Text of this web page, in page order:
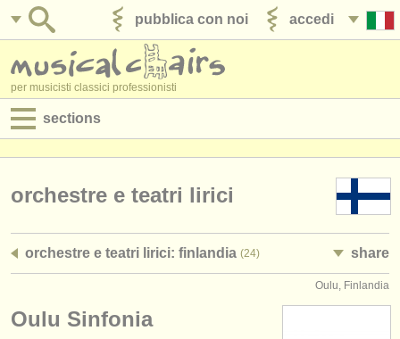
accedi
pubblica con noi
per musicisti classici professionisti
sections
jobs - amministrazione
orchestre e teatri lirici
orchestre e teatri lirici: finlandia (24) share
Oulu, Finlandia
Oulu Sinfonia